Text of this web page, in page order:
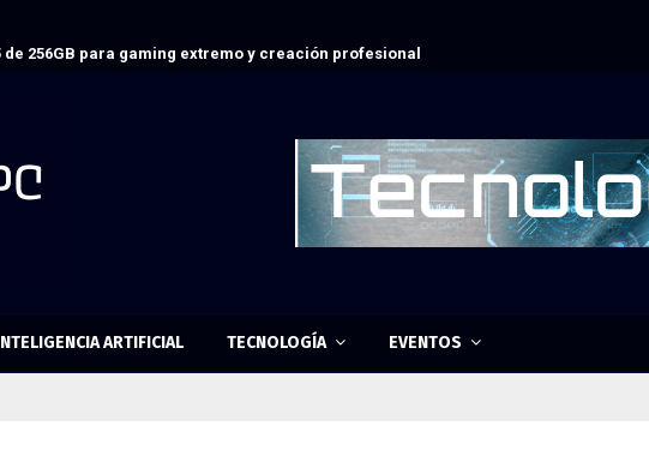
de 256GB para gaming extremo y creación profesional
ARTIFICIAL TECNOLOGÍA EVENTOS